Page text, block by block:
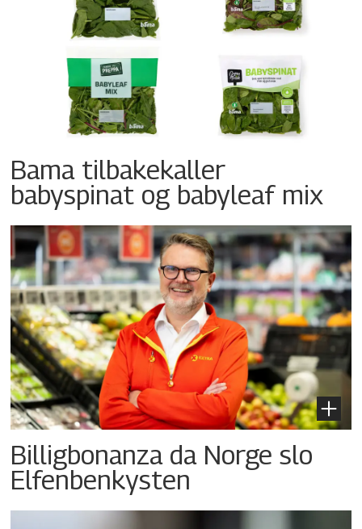
Bama tilbakekaller
babyspinat og babyleaf mix
Billigbonanza da Norge slo
Elfenbenkysten